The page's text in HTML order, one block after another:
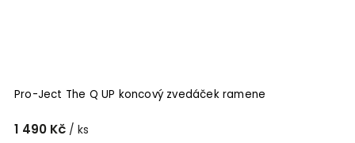
Pro-Ject The Q UP koncový zvedáček ramene
1 490 Kč / ks